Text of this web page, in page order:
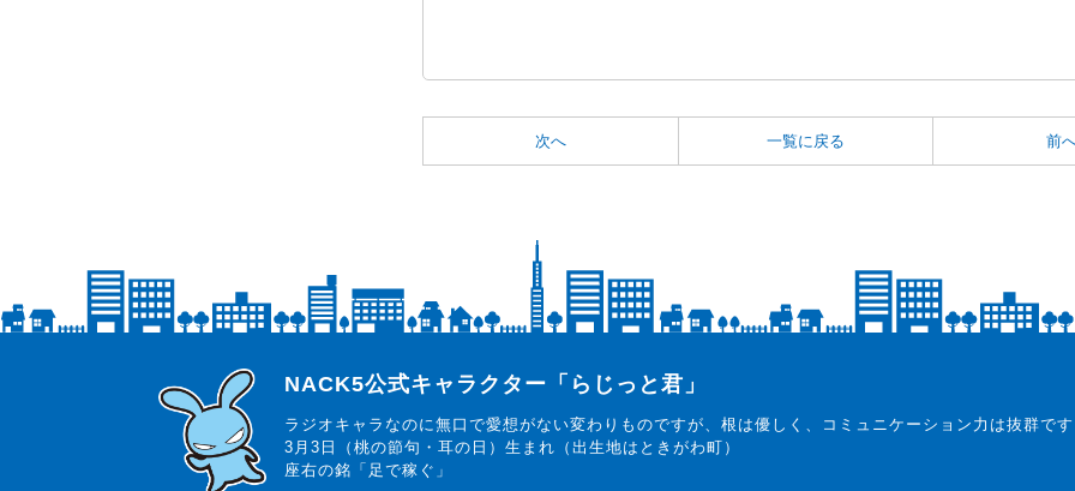
次へ 一覧に戻る 前
らじっと君
NACK5公式キャラクター「らじっと君」
ラジオキャラなのに無口で愛想がない変わりものですが、根は優しく、コミュニケーション力は抜群で
3月3日（桃の節句・耳の日）生まれ（出生地はときがわ町）
座右の銘「足で稼ぐ」